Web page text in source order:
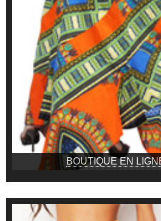
BOUTIQUE EN